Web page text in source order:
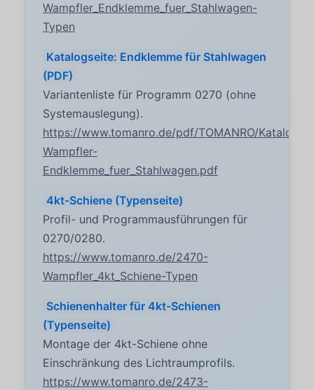
Wampfler_Endklemme_fuer_Stahlwagen-
Typen
Katalogseite: Endklemme für Stahlwagen
(PDF)
Variantenliste für Programm 0270 (ohne
Systemauslegung).
https://www.tomanro.de/pdf/TOMANRO/
Wampfler-
Endklemme_fuer_Stahlwagen.pdf
4kt-Schiene (Typenseite)
Profil- und Programmausführungen für
0270/0280.
https://www.tomanro.de/2470-
Wampfler_4kt_Schiene-Typen
Schienenhalter für 4kt-Schienen
(Typenseite)
Montage der 4kt-Schiene ohne
Einschränkung des Lichtraumprofils.
https://www.tomanro.de/2473-